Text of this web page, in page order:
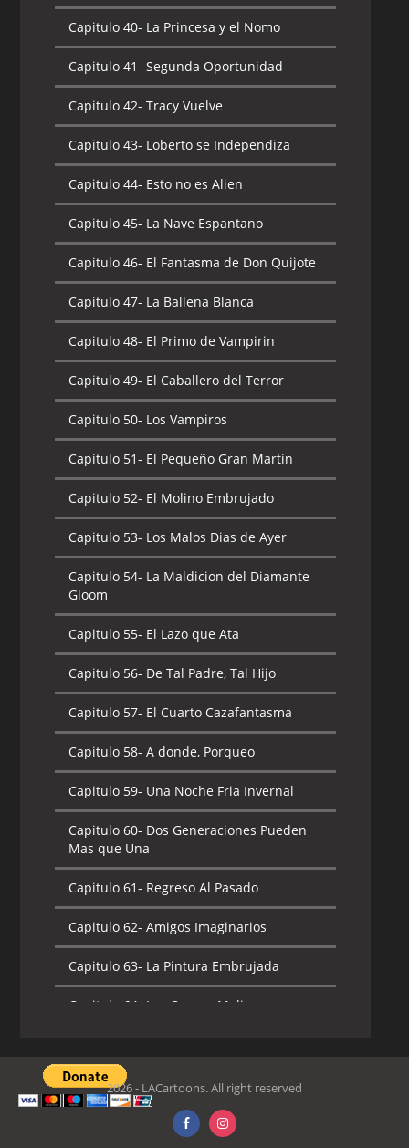
Capitulo 40- La Princesa y el Nomo
Capitulo 41- Segunda Oportunidad
Capitulo 42- Tracy Vuelve
Capitulo 43- Loberto se Independiza
Capitulo 44- Esto no es Alien
Capitulo 45- La Nave Espantano
Capitulo 46- El Fantasma de Don Quijote
Capitulo 47- La Ballena Blanca
Capitulo 48- El Primo de Vampirin
Capitulo 49- El Caballero del Terror
Capitulo 50- Los Vampiros
Capitulo 51- El Pequeño Gran Martin
Capitulo 52- El Molino Embrujado
Capitulo 53- Los Malos Dias de Ayer
Capitulo 54- La Maldicion del Diamante
Gloom
Capitulo 55- El Lazo que Ata
Capitulo 56- De Tal Padre, Tal Hijo
Capitulo 57- El Cuarto Cazafantasma
Capitulo 58- A donde, Porqueo
Capitulo 59- Una Noche Fria Invernal
Capitulo 60- Dos Generaciones Pueden
Mas que Una
Capitulo 61- Regreso Al Pasado
Capitulo 62- Amigos Imaginarios
Capitulo 63- La Pintura Embrujada
Capitulo 64- Las Cuevas Malignas
2026 - LACartoons. All right reserved